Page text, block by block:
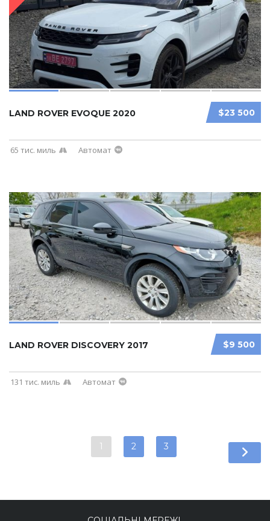
$23 500
LAND ROVER EVOQUE 2020
65 тис. миль Автомат
$9 500
LAND ROVER DISCOVERY 2017
131 тис. миль Автомат
1 2 3